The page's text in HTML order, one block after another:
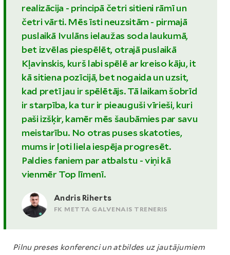
realizācija - principā četri sitieni rāmī un
četri vārti. Mēs īsti neuzsitām - pirmajā
puslaikā Ivulāns ielaužas soda laukumā,
bet izvēlas piespēlēt, otrajā puslaikā
Kļavinskis, kurš labi spēlē ar kreiso kāju, it
kā sitiena pozīcijā, bet nogaida un uzsit,
kad pretī jau ir spēlētājs. Tā laikam šobrīd
ir starpība, ka tur ir pieauguši vīrieši, kuri
paši izšķir, kamēr mēs šaubāmies par savu
meistarību. No otras puses skatoties,
mums ir ļoti liela iespēja progresēt.
Paldies faniem par atbalstu - viņi kā
vienmēr Top līmenī.
Andris Riherts
FK METTA GALVENAIS TRENERIS
Pilnu preses konferenci un atbildes uz jautājumiem